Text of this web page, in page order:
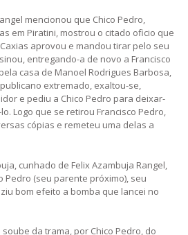
mencionou que Chico Pedro,
em Piratini, mostrou o citado oficio que
aprovou e mandou tirar pelo seu
entregando-a de novo a Francisco
casa de Manoel Rodrigues Barbosa,
extremado, exaltou-se,
e pediu a Chico Pedro para deixar-
Logo que se retirou Francisco Pedro,
cópias e remeteu uma delas a
cunhado de Felix Azambuja Rangel,
Pedro (seu parente próximo), seu
bom efeito a bomba que lancei no
da trama, por Chico Pedro, do